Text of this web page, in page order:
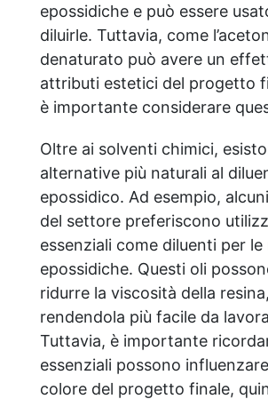
epossidiche e può essere
diluirle. Tuttavia, come
denaturato può avere un
attributi estetici del progetto
è importante considerare
Oltre ai solventi chimici,
alternative più naturali al
epossidico. Ad esempio,
del settore preferiscono
essenziali come diluenti per le
epossidiche. Questi oli
ridurre la viscosità della resina,
rendendola più facile da
Tuttavia, è importante
essenziali possono influenzare
colore del progetto finale,